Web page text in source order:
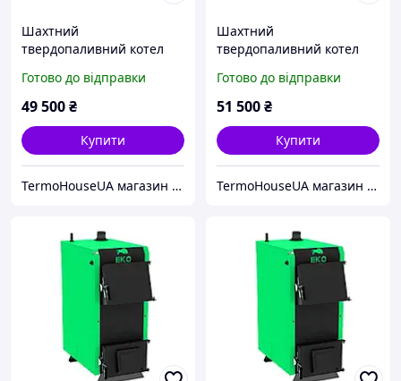
Шахтний
твердопаливний котел
Готово до відправки
49 500₴
Купити
TermoHouseUA магазин опалювального і кліматичного обладнання
Шахтний
твердопаливний котел
Готово до відправки
51 500₴
Купити
TermoHouseUA магазин опалювального і кліматичного обладнання